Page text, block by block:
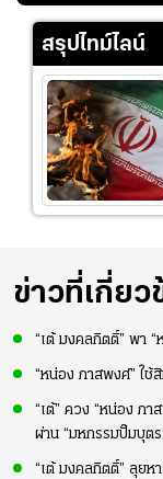
ลังกาสุดพริ้ว
สรุปไทม์ไลน์
ข่าวที่เกี่ยว
“เต้ มงคลกิตติ์” พา
“หน่อง ภาสพงศ์” ใช้
“เต้” ควง “หน่อง ภา
ผ่าน “มหกรรมปั๊มบุตร
“เต้ มงคลกิตติ์” ลุยห